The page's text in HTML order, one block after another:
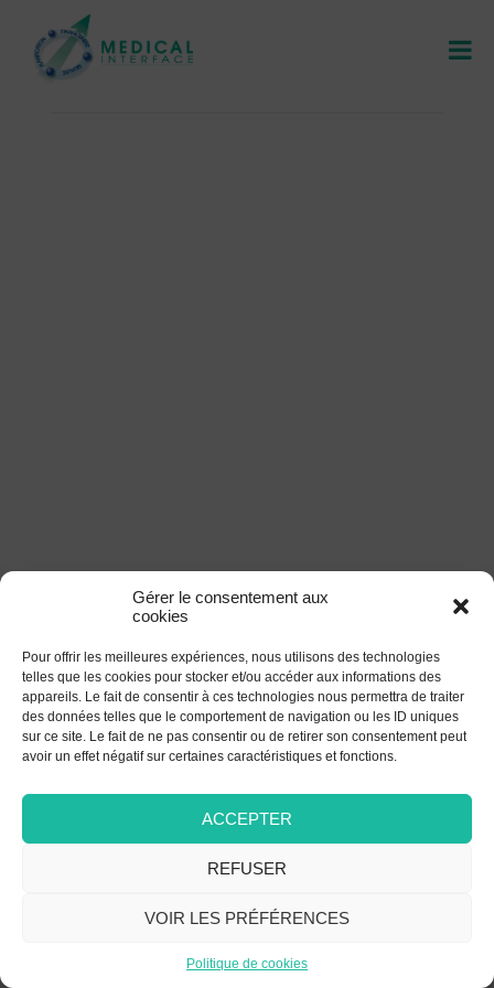
Gérer le consentement aux
cookies
Pour offrir les meilleures expériences, nous utilisons des technologies
telles que les cookies pour stocker et/ou accéder aux informations des
appareils. Le fait de consentir à ces technologies nous permettra de traiter
des données telles que le comportement de navigation ou les ID uniques
sur ce site. Le fait de ne pas consentir ou de retirer son consentement peut
avoir un effet négatif sur certaines caractéristiques et fonctions.
ACCEPTER
REFUSER
VOIR LES PRÉFÉRENCES
Politique de cookies